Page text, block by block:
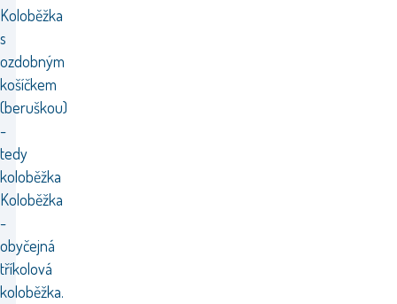
Koloběžka
s
ozdobným
košíčkem
(beruškou)
-
tedy
koloběžka
Koloběžka
-
obyčejná
tříkolová
koloběžka.